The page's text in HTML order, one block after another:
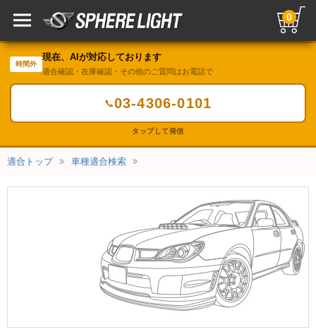
0
時間外
現在、AIが対応しております
適合確認・在庫確認・その他のご質問はお電話で
📞03-4306-0101
タップして発信
適合トップ 車種適合検索